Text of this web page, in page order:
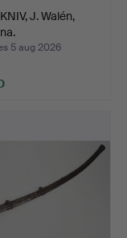
J. Walén,
5 aug 2026